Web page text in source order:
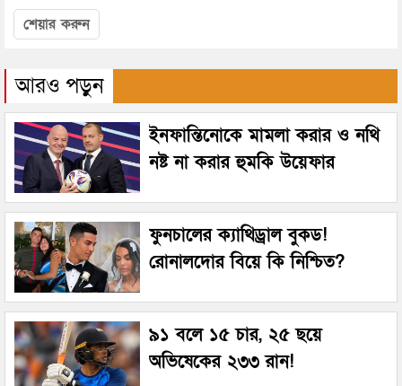
শেয়ার করুন
আরও পড়ুন
ইনফান্তিনোকে মামলা করার ও নথি
নষ্ট না করার হুমকি উয়েফার
ফুনচালের ক্যাথিড্রাল বুকড!
রোনালদোর বিয়ে কি নিশ্চিত?
৯১ বলে ১৫ চার, ২৫ ছয়ে
অভিষেকের ২৩৩ রান!